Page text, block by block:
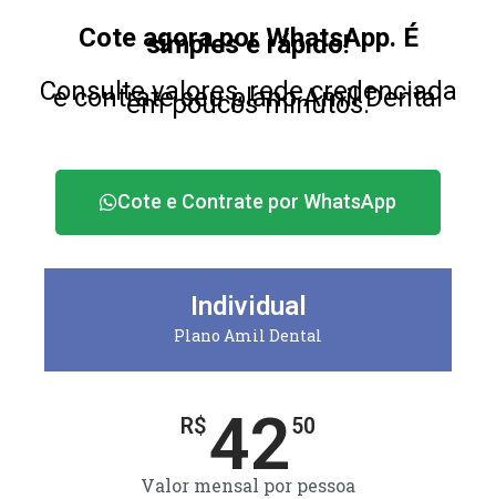
Cote agora por WhatsApp. É
simples e rápido!
Consulte valores, rede credenciada
e contrate seu plano Amil Dental
em poucos minutos.
Cote e Contrate por WhatsApp
Individual
Plano Amil Dental
R$4250
Valor mensal por pessoa